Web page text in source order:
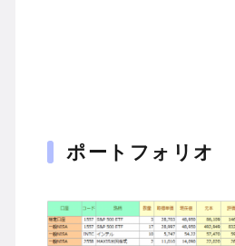
ポートフォリオ